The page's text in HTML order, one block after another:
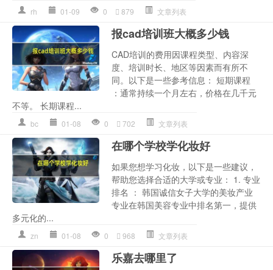
rh 01-09 0 879 文章列表
报cad培训班大概多少钱
CAD培训的费用因课程类型、内容深
度、培训时长、地区等因素而有所不
同。以下是一些参考信息： 短期课程
：通常持续一个月左右，价格在几千元
不等。 长期课程...
bc 01-08 0 702 文章列表
在哪个学校学化妆好
如果您想学习化妆，以下是一些建议，
帮助您选择合适的大学或专业： 1. 专业
排名 ： 韩国诚信女子大学的美妆产业
专业在韩国美容专业中排名第一，提供
多元化的...
zn 01-08 0 968 文章列表
乐嘉去哪里了